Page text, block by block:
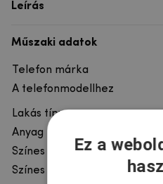
Leírás
Műszaki adatok
Telefon márka
A telefonmodellhez
Lakás típusa
Anyag
Színes
Színes motívum
Ez a